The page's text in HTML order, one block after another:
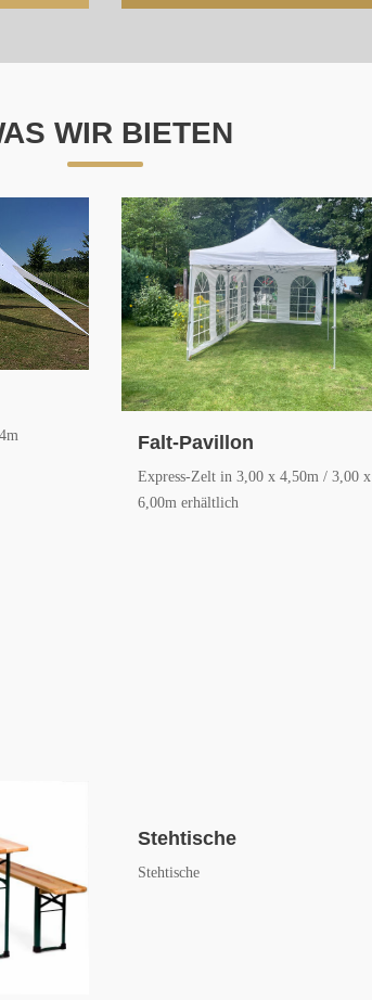
WIR BIETEN
Falt-Pavillon
Express-Zelt in 3,00 x 4,50m / 3,00 x
6,00m erhältlich
Stehtische
Stehtische